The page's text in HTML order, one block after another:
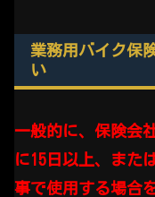
業務用バイク保
い
一般的に、保険会
に15日以上、また
事で使用する場合